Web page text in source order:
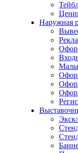
Наружная